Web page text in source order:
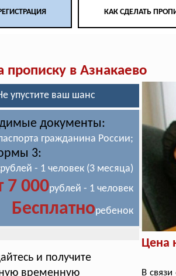
КАК СДЕЛАТЬ
в Азнакаево
упустите ваш шанс
документы:
гражданина России;
3:
рублей - 1 человек (3 месяца)
7 000рублей - 1 человек
Бесплатноребенок
и получите
временную
Цена
В